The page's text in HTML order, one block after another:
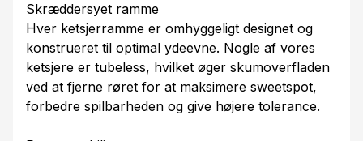
Skræddersyet ramme
Hver ketsjerramme er omhyggeligt designet og
konstrueret til optimal ydeevne. Nogle af vores
ketsjere er tubeless, hvilket øger skumoverfladen
ved at fjerne røret for at maksimere sweetspot,
forbedre spilbarheden og give højere tolerance.